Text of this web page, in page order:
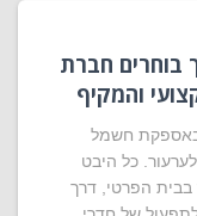
בוחרים חברת
והמקיף
חשמל
כל היבט
בבית הפרטי, דרך